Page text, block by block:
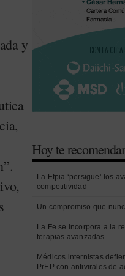
y
Hoy te
La Efpia ‘persigue’ los
competitividad
Un compromiso que
La Fe se incorpora a la
terapias avanzadas
Médicos internistas
PrEP con antivirales de